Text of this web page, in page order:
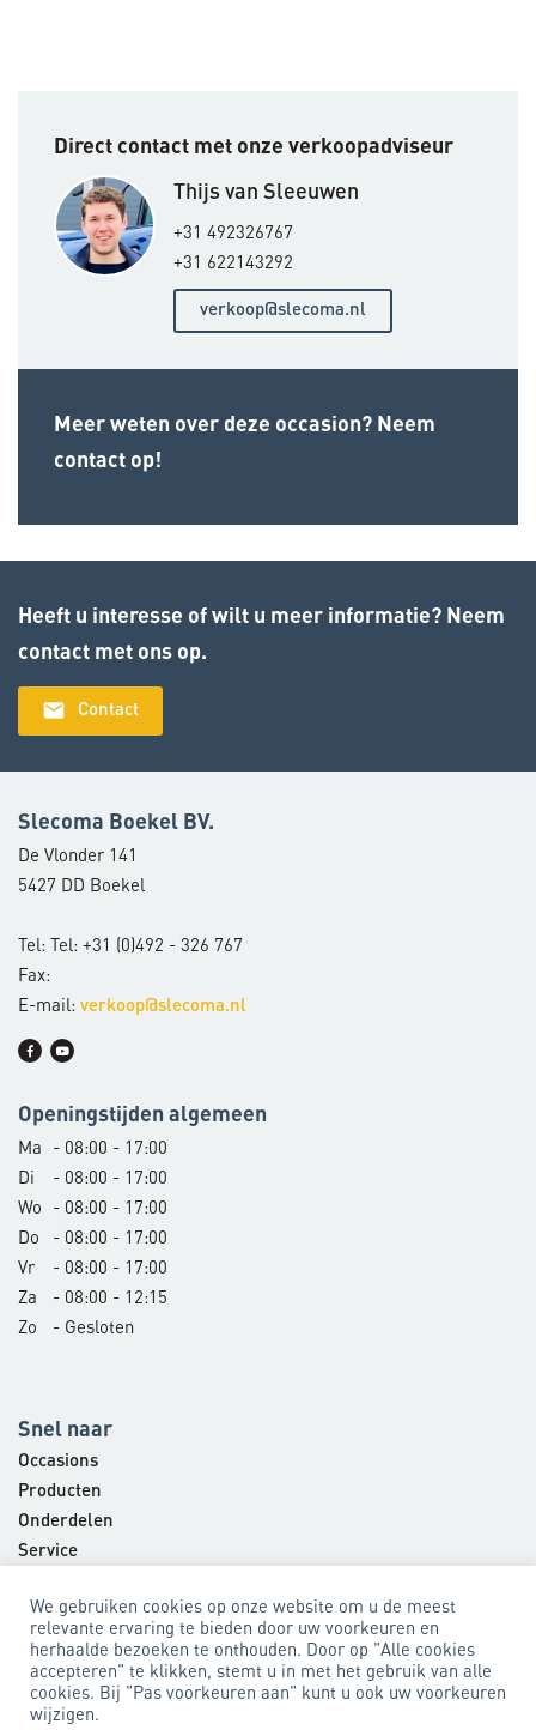
Meer weten over deze occasion? Neem
contact op!
Direct contact met onze verkoopadviseur
Thijs van Sleeuwen
+31 492326767
+31 622143292
verkoop@slecoma.nl
Heeft u interesse of wilt u meer informatie? Neem
contact met ons op.
email Contact
Slecoma Boekel BV.
De Vlonder 141
5427 DD Boekel
Tel: Tel: +31 (0)492 - 326 767
Fax:
E-mail: verkoop@slecoma.nl
Openingstijden algemeen
Ma
- 08:00 - 17:00
Di
- 08:00 - 17:00
Wo
- 08:00 - 17:00
Do
- 08:00 - 17:00
Vr
- 08:00 - 17:00
Za
- 08:00 - 12:15
Zo
- Gesloten
Snel naar
Occasions
Producten
Onderdelen
Service
Contact
Algemene voorwaarden Privacyverklaring
We gebruiken cookies op onze website om u de meest
relevante ervaring te bieden door uw voorkeuren en
herhaalde bezoeken te onthouden. Door op "Alle cookies
accepteren" te klikken, stemt u in met het gebruik van alle
cookies. Bij "Pas voorkeuren aan" kunt u ook uw voorkeuren
wijzigen.